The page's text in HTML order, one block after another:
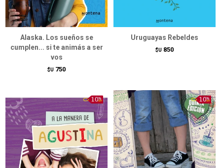
Alaska. Los sueños se
cumplen... si te animás a ser
vos
$U 750
Uruguayas Rebeldes
$U 850